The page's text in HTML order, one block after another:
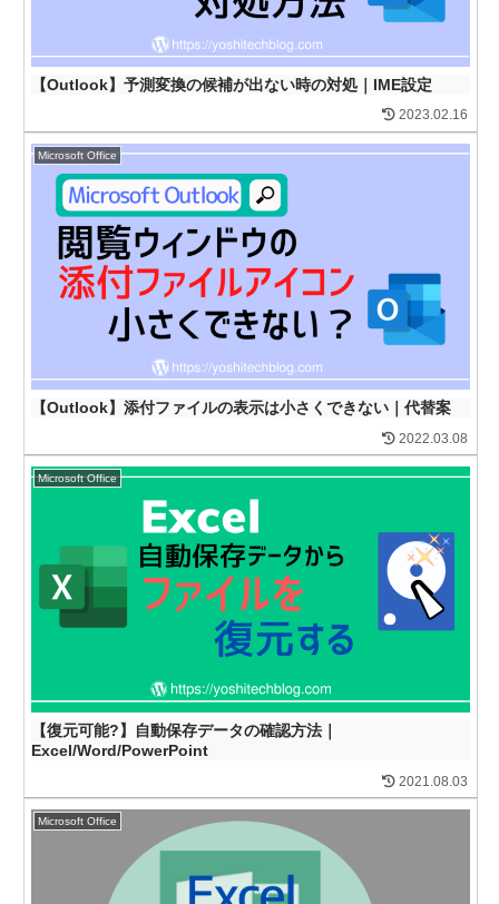
【Outlook】予測変換の候補が出ない時の対処｜IME設定
2023.02.16
Microsoft Office
【Outlook】添付ファイルの表示は小さくできない｜代替案
2022.03.08
Microsoft Office
【復元可能?】自動保存データの確認方法｜
Excel/Word/PowerPoint
2021.08.03
Microsoft Office